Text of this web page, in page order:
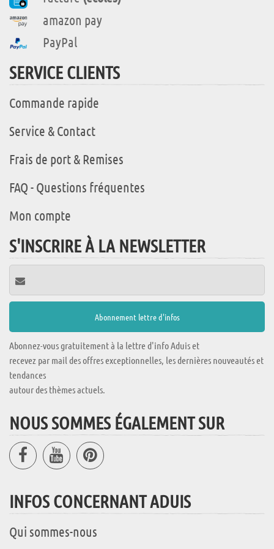
amazon pay
PayPal
SERVICE CLIENTS
Commande rapide
Service & Contact
Frais de port & Remises
FAQ - Questions fréquentes
Mon compte
S'INSCRIRE À LA NEWSLETTER
Abonnez-vous gratuitement à la lettre d'info Aduis et
recevez par mail des offres exceptionnelles, les dernières nouveautés et
tendances
autour des thèmes actuels.
NOUS SOMMES ÉGALEMENT SUR
INFOS CONCERNANT ADUIS
Qui sommes-nous